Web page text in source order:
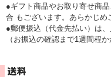
●ギフト商品やお取り寄せ商
合 もございます。あらかじめ
●郵便振込（代金先払い）は
（お振込の確認まで1週間程か